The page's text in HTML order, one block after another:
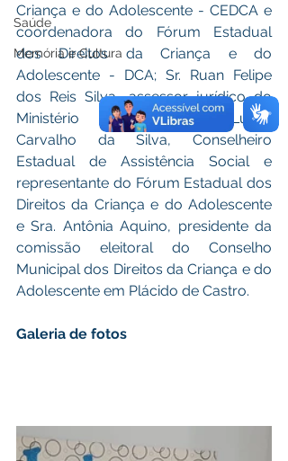
Saúde
Memória e Cultura
Criança e do Adolescente - CEDCA e
coordenadora do Fórum Estadual
dos Direitos da Criança e do
Adolescente - DCA; Sr. Ruan Felipe
dos Reis Silva, assessor jurídico do
Ministério Público; João Lucas
Carvalho da Silva, Conselheiro
Estadual de Assistência Social e
representante do Fórum Estadual dos
Direitos da Criança e do Adolescente
e Sra. Antônia Aquino, presidente da
comissão eleitoral do Conselho
Municipal dos Direitos da Criança e do
Adolescente em Plácido de Castro.
Galeria de fotos